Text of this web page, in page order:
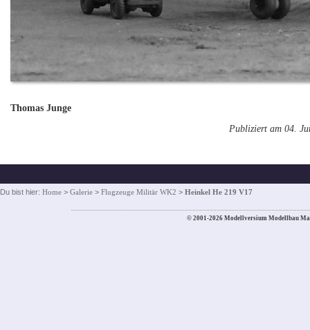
Thomas Junge
Publiziert am 04.
Du bist hier: Home > Galerie > Flugzeuge Militär WK2 > Heinkel He 219 V17
© 2001-2026 Modellversium Modellbau